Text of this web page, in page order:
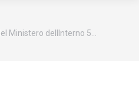
Ministero dellInterno 5…